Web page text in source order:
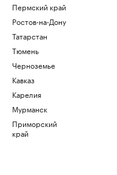
Пермский край
Ростов-на-Дону
Татарстан
Тюмень
Черноземье
Кавказ
Карелия
Мурманск
Приморский
край